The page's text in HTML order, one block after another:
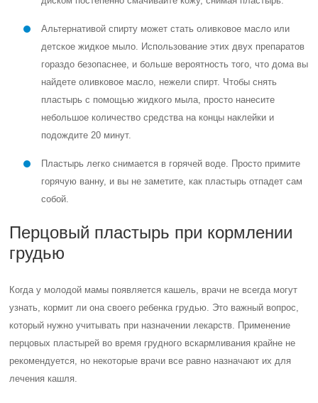
Альтернативой спирту может стать оливковое масло или
детское жидкое мыло. Использование этих двух препаратов
гораздо безопаснее, и больше вероятность того, что дома вы
найдете оливковое масло, нежели спирт. Чтобы снять
пластырь с помощью жидкого мыла, просто нанесите
небольшое количество средства на концы наклейки и
подождите 20 минут.
Пластырь легко снимается в горячей воде. Просто примите
горячую ванну, и вы не заметите, как пластырь отпадет сам
собой.
Перцовый пластырь при кормлении
грудью
Когда у молодой мамы появляется кашель, врачи не всегда могут
узнать, кормит ли она своего ребенка грудью. Это важный вопрос,
который нужно учитывать при назначении лекарств. Применение
перцовых пластырей во время грудного вскармливания крайне не
рекомендуется, но некоторые врачи все равно назначают их для
лечения кашля.